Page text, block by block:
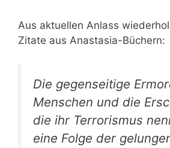
Aus aktuellen Anlass
Zitate aus Anastasia-Büchern:
Die gegenseitige
Menschen und die
die ihr Terrorismus
eine Folge der